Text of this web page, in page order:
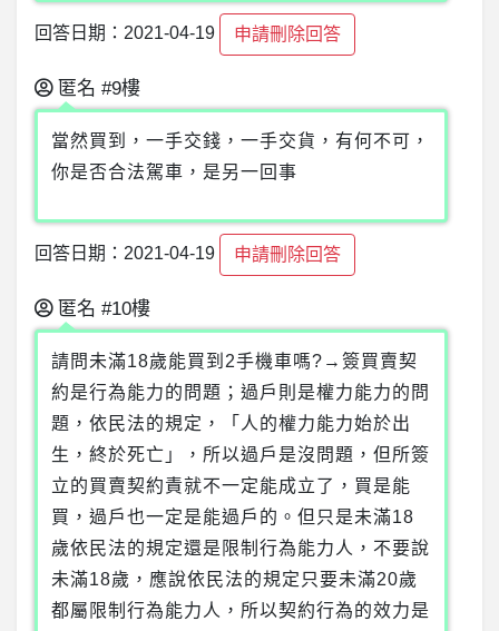
回答日期：2021-04-19 申請刪除回答
匿名 #9樓
當然買到，一手交錢，一手交貨，有何不可，
你是否合法駕車，是另一回事
回答日期：2021-04-19 申請刪除回答
匿名 #10樓
請問未滿18歲能買到2手機車嗎?→簽買賣契
約是行為能力的問題；過戶則是權力能力的問
題，依民法的規定，「人的權力能力始於出
生，終於死亡」，所以過戶是沒問題，但所簽
立的買賣契約責就不一定能成立了，買是能
買，過戶也一定是能過戶的。但只是未滿18
歲依民法的規定還是限制行為能力人，不要說
未滿18歲，應說依民法的規定只要未滿20歲
都屬限制行為能力人，所以契約行為的效力是